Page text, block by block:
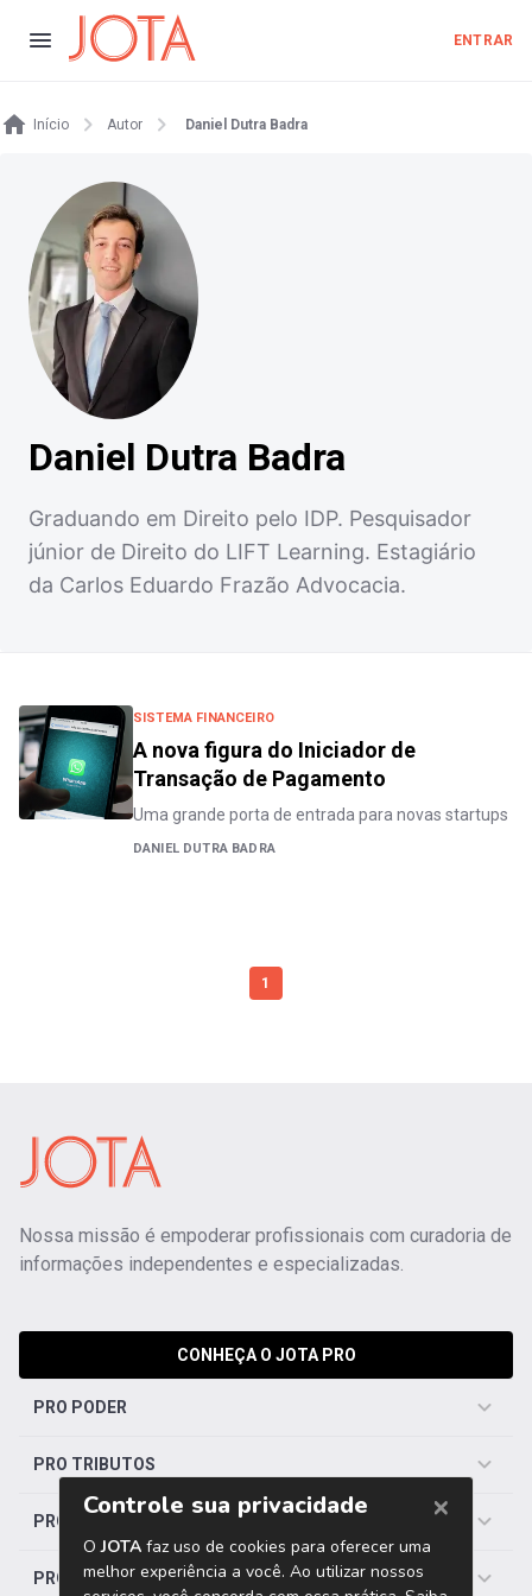
ENTRAR
Início Autor Daniel Dutra Badra
Daniel Dutra Badra
Graduando em Direito pelo IDP. Pesquisador
júnior de Direito do LIFT Learning. Estagiário
da Carlos Eduardo Frazão Advocacia.
SISTEMA FINANCEIRO
A nova figura do Iniciador de
Transação de Pagamento
Uma grande porta de entrada para novas startups
DANIEL DUTRA BADRA
1
Nossa missão é empoderar profissionais com curadoria de
informações independentes e especializadas.
CONHEÇA O JOTA PRO
PRO PODER
PRO TRIBUTOS
PRO TRABALHISTA
PRO SAÚDE